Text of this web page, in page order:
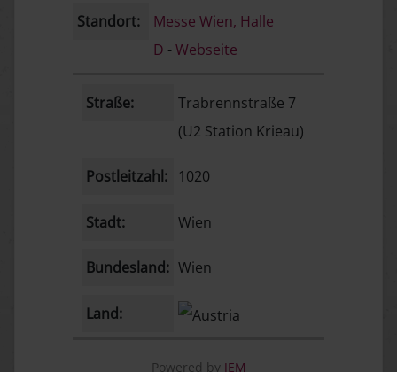
Standort:
Messe Wien, Halle
D -Webseite
Straße:
Trabrennstraße 7
(U2 Station Krieau)
Postleitzahl: 1020
Stadt: Wien
Bundesland: Wien
Land:
Powered by JEM